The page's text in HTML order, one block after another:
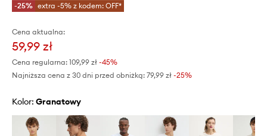
-25% extra -5% z kodem: OFF*
Cena aktualna:
59,99 zł
Cena regularna: 109,99 zł -45%
Najniższa cena z 30 dni przed obniżką: 79,99 zł -25%
Kolor: granatowy